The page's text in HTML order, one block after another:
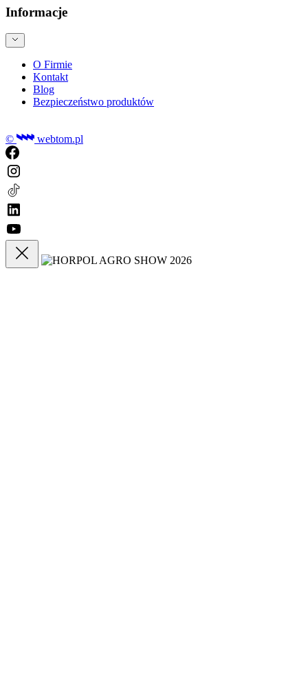
Informacje
O Firmie
Kontakt
Blog
Bezpieczeństwo produktów
© webtom.pl